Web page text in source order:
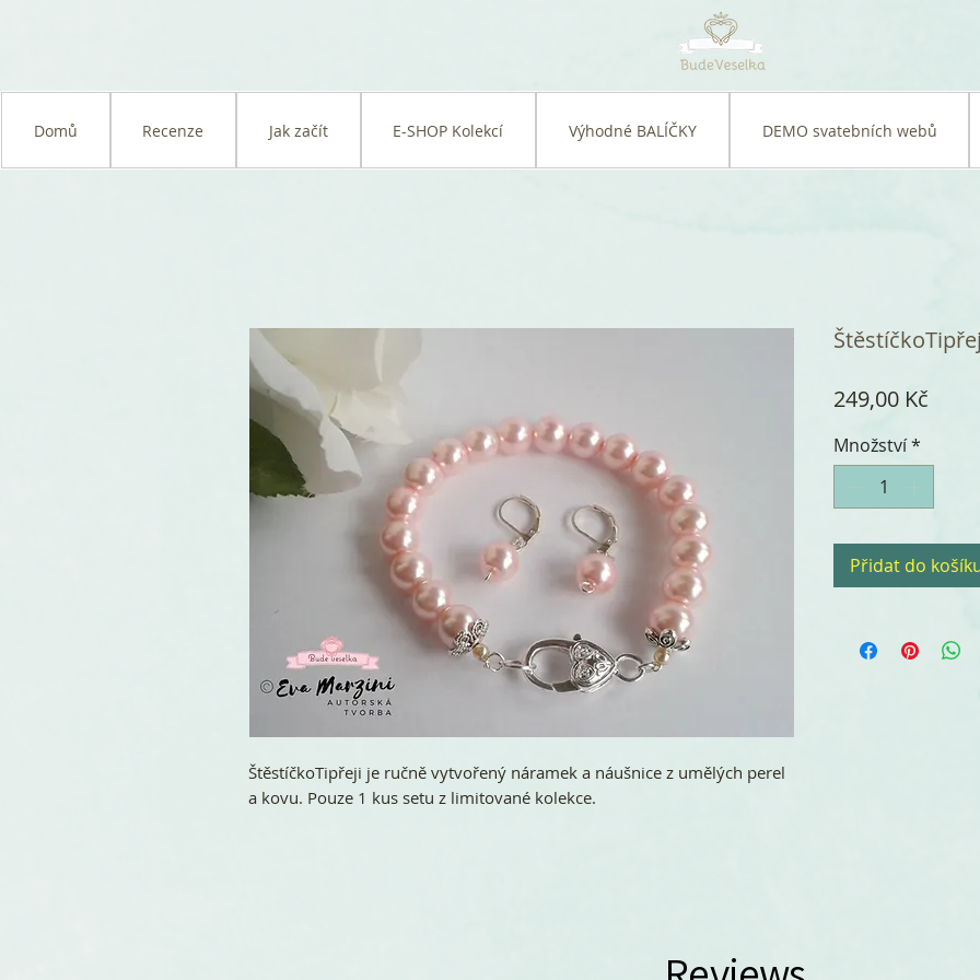
Domů Recenze Jak začít E-SHOP Kolekcí Výhodné BALÍČKY DEMO svatebních webů
ŠtěstíčkoTipřeji je ručně vytvořený náramek a náušnice z umělých perel
a kovu. Pouze 1 kus setu z limitované kolekce.
249,00 Kč
Množství*
Přidat do